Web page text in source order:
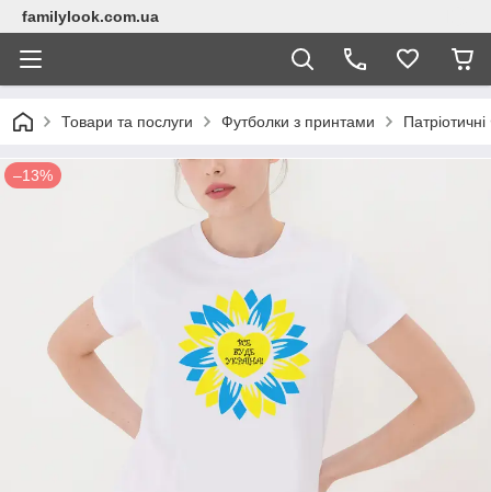
familylook.com.ua
Товари та послуги Футболки з принтами
–13%